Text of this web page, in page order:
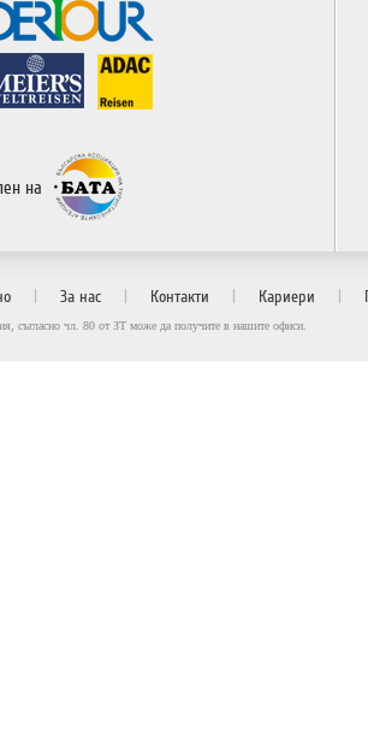
на
| За нас | Контакти | Кариери |
съгласно чл. 80 от ЗТ може да получите в нашите офиси.